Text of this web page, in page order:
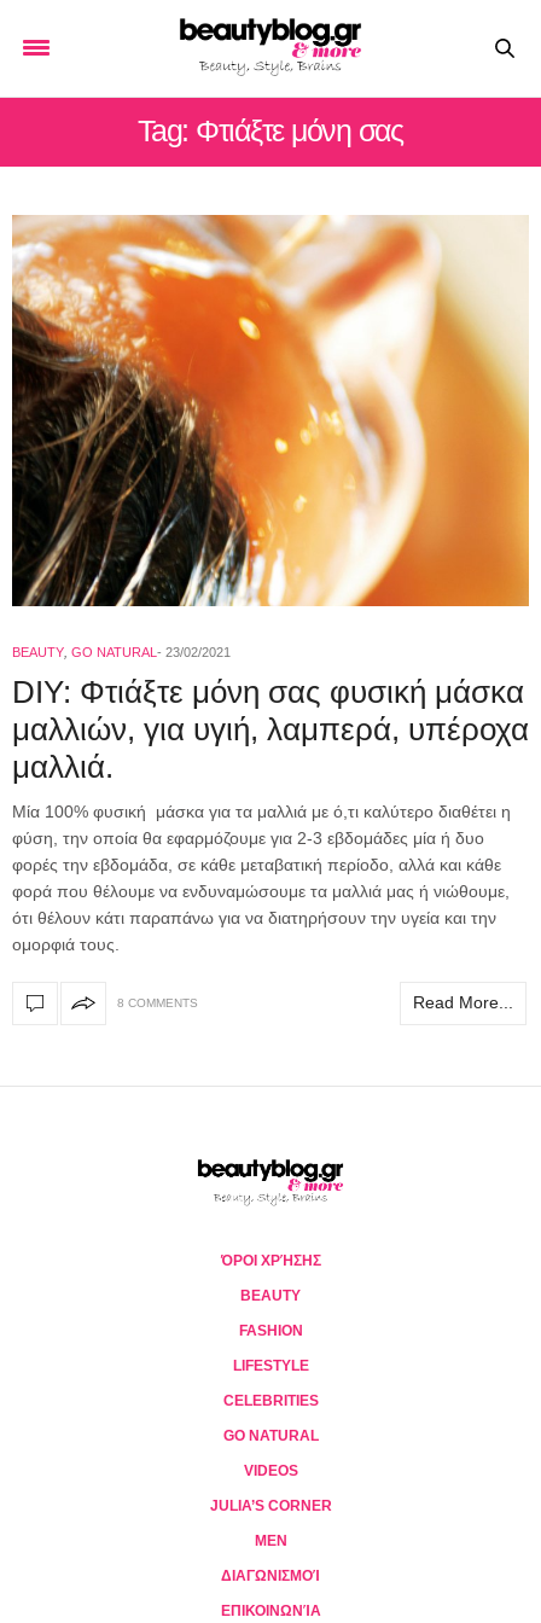
Tag: Φτιάξτε μόνη σας
BEAUTY GO NATURAL 23/02/2021
DIY: Φτιάξτε μόνη σας φυσική μάσκα
μαλλιών, για υγιή, λαμπερά, υπέροχα
μαλλιά.
Μία 100% φυσική μάσκα για τα μαλλιά με ό,τι καλύτερο διαθέτει η
φύση, την οποία θα εφαρμόζουμε για 2-3 εβδομάδες μία ή δυο
φορές την εβδομάδα, σε κάθε μεταβατική περίοδο, αλλά και κάθε
φορά που θέλουμε να ενδυναμώσουμε τα μαλλιά μας ή νιώθουμε,
ότι θέλουν κάτι παραπάνω για να διατηρήσουν την υγεία και την
ομορφιά τους.
8 COMMENTS Read More...
ΌΡΟΙ ΧΡΉΣΗΣ
BEAUTY
FASHION
LIFESTYLE
CELEBRITIES
GO NATURAL
VIDEOS
JULIA’S CORNER
MEN
ΔΙΑΓΩΝΙΣΜΟΊ
ΕΠΙΚΟΙΝΩΝΊΑ